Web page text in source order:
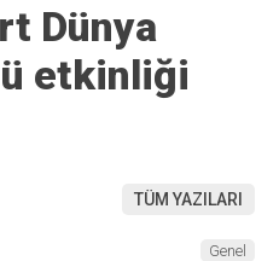
Dünya
etkinliği
TÜM YAZILARI
Genel